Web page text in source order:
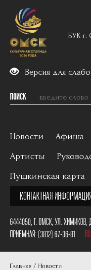
БУК г.
Версия для
ПОИСК
Новости Афиша
Артисты
Пушкинская карта
КОНТАКТНАЯ
6444050, Г. ОМСК, УЛ. ХИМИКОВ,
ПРИЕМНАЯ:(3812) 67-36-81
Главная Новости